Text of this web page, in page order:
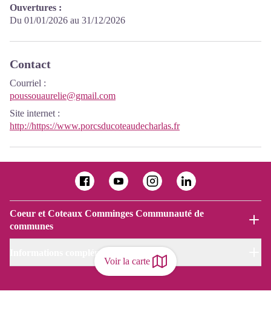
Voir la carte
Ouvertures :
Du 01/01/2026 au 31/12/2026
Contact
Courriel :
poussouaurelie@gmail.com
Site internet :
http://https://www.porcsducoteaudecharlas.fr
Coeur et Coteaux Comminges Communauté de
communes
Informations complémentaires